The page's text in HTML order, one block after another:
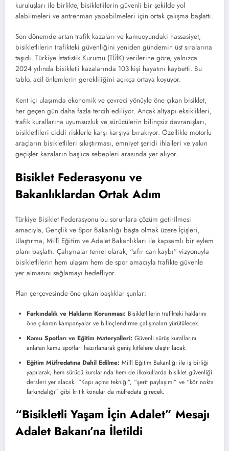
kuruluşları ile birlikte, bisikletlilerin güvenli bir şekilde yol
alabilmeleri ve antrenman yapabilmeleri için ortak çalışma başlattı.
Son dönemde artan trafik kazaları ve kamuoyundaki hassasiyet,
bisikletlilerin trafikteki güvenliğini yeniden gündemin üst sıralarına
taşıdı. Türkiye İstatistik Kurumu (TÜİK) verilerine göre, yalnızca
2024 yılında bisikletli kazalarında 103 kişi hayatını kaybetti. Bu
tablo, acil önlemlerin gerekliliğini açıkça ortaya koyuyor.
Kent içi ulaşımda ekonomik ve çevreci yönüyle öne çıkan bisiklet,
her geçen gün daha fazla tercih ediliyor. Ancak altyapı eksiklikleri,
trafik kurallarına uyumsuzluk ve sürücülerin bilinçsiz davranışları,
bisikletlileri ciddi risklerle karşı karşıya bırakıyor. Özellikle motorlu
araçların bisikletlileri sıkıştırması, emniyet şeridi ihlalleri ve yakın
geçişler kazaların başlıca sebepleri arasında yer alıyor.
Bisiklet Federasyonu ve
Bakanlıklardan Ortak Adım
Türkiye Bisiklet Federasyonu bu sorunlara çözüm getirilmesi
amacıyla, Gençlik ve Spor Bakanlığı başta olmak üzere İçişleri,
Ulaştırma, Millî Eğitim ve Adalet Bakanlıkları ile kapsamlı bir eylem
planı başlattı. Çalışmalar temel olarak, “sıfır can kaybı” vizyonuyla
bisikletlilerin hem ulaşım hem de spor amacıyla trafikte güvenle
yer almasını sağlamayı hedefliyor.
Plan çerçevesinde öne çıkan başlıklar şunlar:
Farkındalık ve Hakların Korunması: Bisikletlilerin trafikteki haklarını
öne çıkaran kampanyalar ve bilinçlendirme çalışmaları yürütülecek.
Kamu Spotları ve Eğitim Materyalleri: Güvenli sürüş kurallarını
anlatan kamu spotları hazırlanarak geniş kitlelere ulaştırılacak.
Eğitim Müfredatına Dahil Edilme: Millî Eğitim Bakanlığı ile iş birliği
yapılarak, hem sürücü kurslarında hem de ilkokullarda bisiklet güvenliği
dersleri yer alacak. “Kapı açma tekniği”, “şerit paylaşımı” ve “kör nokta
farkındalığı” gibi kritik konular da müfredata girecek.
“Bisikletli Yaşam İçin Adalet” Mesajı
Adalet Bakanı’na İletildi